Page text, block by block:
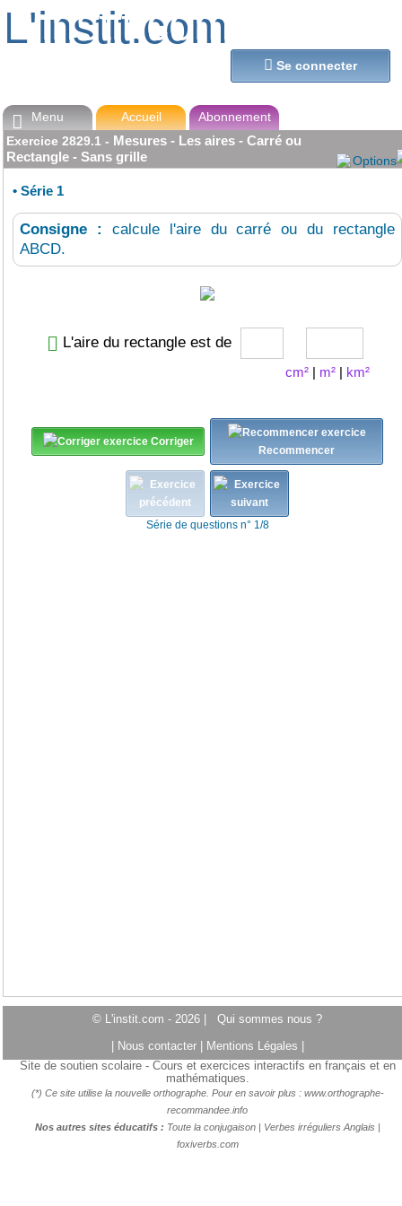
 Se connecter
L'instit.com
L'instit.com
 Menu Accueil
Abonnement
Exercice 2829.1 - Mesures - Les aires - Carré ou
Rectangle - Sans grille
Options
• Série 1
Consigne : calcule l'aire du carré ou du rectangle
ABCD.
L'aire du rectangle est de
cm² | m² | km²
Corriger
Recommencer
Série de questions n° 1/8
© L'instit.com - 2026 | Qui sommes nous ?
Nous contacter Mentions Légales
Site de soutien scolaire - Cours et exercices interactifs en français et en
mathématiques.
(*) Ce site utilise la nouvelle orthographe. Pour en savoir plus : www.orthographe-
recommandee.info
Nos autres sites éducatifs : Toute la conjugaison| Verbes irréguliers Anglais
foxiverbs.com